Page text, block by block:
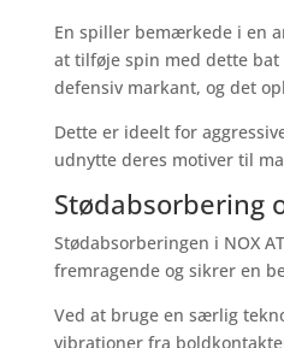
En spiller bemærkede i en
at tilføje spin med dette
defensiv markant, og det
Dette er ideelt for
udnytte deres motiver til
Stødabsorbering
Stødabsorberingen i NOX
fremragende og sikrer en
Ved at bruge en særlig
vibrationer fra